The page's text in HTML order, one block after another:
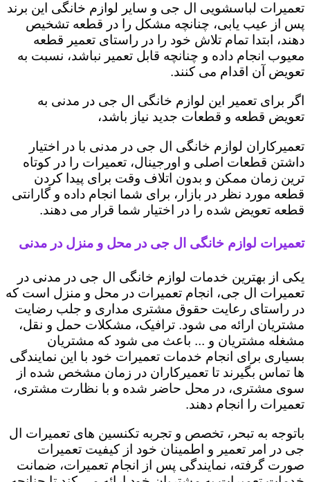
تعمیرات لباسشویی ال جی و سایر لوازم خانگی این برند
پس از عیب یابی، چنانچه مشکل را در قطعه تشخیص
دهند، ابتدا تمام تلاش خود را در راستای تعمیر قطعه
معیوب انجام داده و چنانچه قابل تعمیر نباشد، نسبت به
تعویض آن اقدام می کنند.
اگر برای تعمیر این لوازم خانگی ال جی در مدنی به
تعویض قطعه و قطعات جدید نیاز باشد،
تعمیرکاران لوازم خانگی ال جی در مدنی با در اختیار
داشتن قطعات اصلی و اورجینال، تعمیرات را در کوتاه
ترین زمان ممکن و بدون اتلاف وقت برای پیدا کردن
قطعه مورد نظر در بازار، برای شما انجام داده و گارانتی
قطعه تعویض شده را در اختیار شما قرار می دهند.
تعمیرات لوازم خانگی ال جی در محل و منزل در مدنی
یکی از بهترین خدمات لوازم خانگی ال جی در مدنی در
تعمیرات ال جی، انجام تعمیرات در محل و منزل است که
در راستای رعایت حقوق مشتری مداری و جلب رضایت
مشتریان ارائه می شود. ترافیک، مشکلات حمل و نقل،
مشغله مشتریان و ... باعث می شود که مشتریان
بسیاری برای انجام خدمات تعمیرات خود با این نمایندگی
ها تماس بگیرند تا تعمیرکاران در زمان مشخص شده از
سوی مشتری، در محل حاضر شده و با نظارت مشتری،
تعمیرات را انجام دهند.
باتوجه به تبحر، تخصص و تجربه تکنسین های تعمیرات ال
جی در امر تعمیر و اطمینان خود از کیفیت تعمیرات
صورت گرفته، نمایندگی پس از انجام تعمیرات، ضمانت